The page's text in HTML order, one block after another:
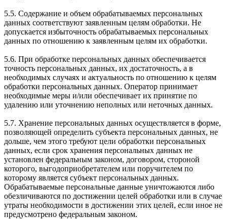
5.5. Содержание и объем обрабатываемых персональных
данных соответствуют заявленным целям обработки. Не
допускается избыточность обрабатываемых персональных
данных по отношению к заявленным целям их обработки.
5.6. При обработке персональных данных обеспечивается
точность персональных данных, их достаточность, а в
необходимых случаях и актуальность по отношению к целям
обработки персональных данных. Оператор принимает
необходимые меры и/или обеспечивает их принятие по
удалению или уточнению неполных или неточных данных.
5.7. Хранение персональных данных осуществляется в форме,
позволяющей определить субъекта персональных данных, не
дольше, чем этого требуют цели обработки персональных
данных, если срок хранения персональных данных не
установлен федеральным законом, договором, стороной
которого, выгодоприобретателем или поручителем по
которому является субъект персональных данных.
Обрабатываемые персональные данные уничтожаются либо
обезличиваются по достижении целей обработки или в случае
утраты необходимости в достижении этих целей, если иное не
предусмотрено федеральным законом.